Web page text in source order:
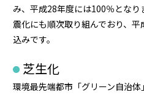
み、平成28年度には100％とな
震化にも順次取り組んでおり、
込みです。
芝生化
環境最先端都市「グリーン自治体